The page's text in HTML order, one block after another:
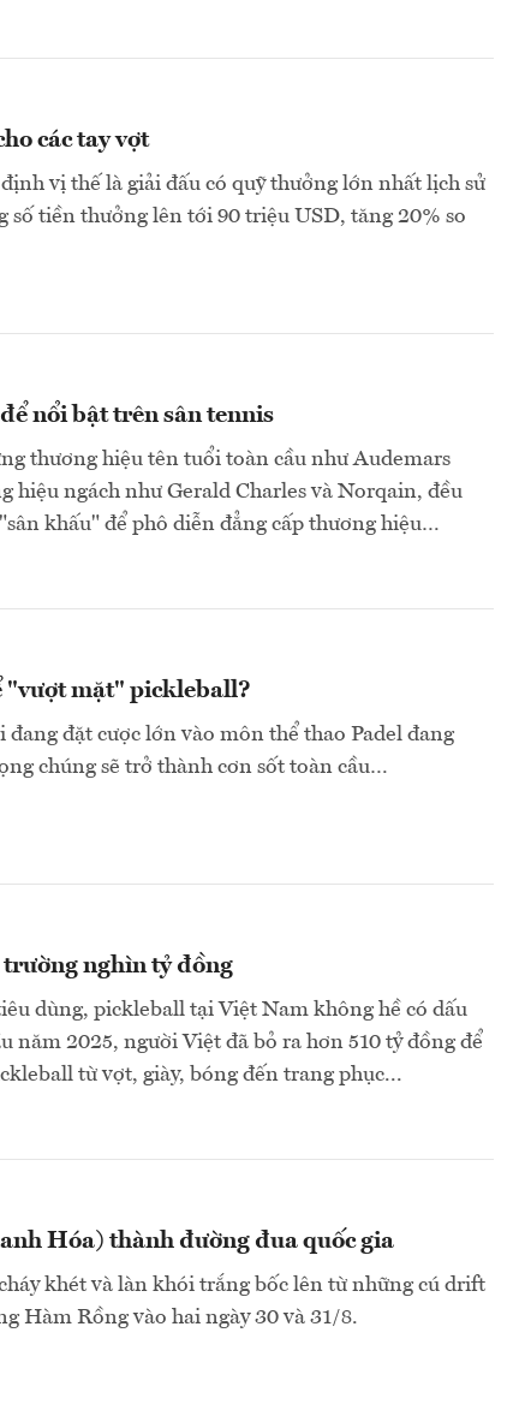
các tay vợt
vị thế là giải đấu có quỹ thưởng lớn nhất lịch sử
số tiền thưởng lên tới 90 triệu USD, tăng 20% so
nổi bật trên sân tennis
thương hiệu tên tuổi toàn cầu như Audemars
hiệu ngách như Gerald Charles và Norqain, đều
khấu" để phô diễn đẳng cấp thương hiệu…
"vượt mặt" pickleball?
đang đặt cược lớn vào môn thể thao Padel đang
chúng sẽ trở thành cơn sốt toàn cầu…
nghìn tỷ đồng
dùng, pickleball tại Việt Nam không hề có dấu
năm 2025, người Việt đã bỏ ra hơn 510 tỷ đồng để
từ vợt, giày, bóng đến trang phục...
Hóa) thành đường đua quốc gia
khét và làn khói trắng bốc lên từ những cú drift
Hàm Rồng vào hai ngày 30 và 31/8.